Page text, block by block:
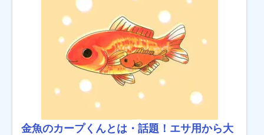
金魚のカープくんとは・話題！エサ用から大